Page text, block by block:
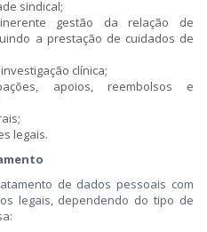
sindical;
gestão da relação de
a prestação de cuidados de
clínica;
apoios, reembolsos e
legais.
de dados pessoais com
legais, dependendo do tipo de